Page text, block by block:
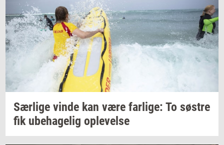
Sær­li­ge vinde kan være far­li­ge: To sø­stre
fik ube­ha­ge­lig op­le­vel­se